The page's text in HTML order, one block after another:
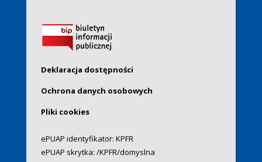
Deklaracja dostępności
Ochrona danych osobowych
Pliki cookies
ePUAP identyfikator: KPFR
ePUAP skrytka: /KPFR/domyslna